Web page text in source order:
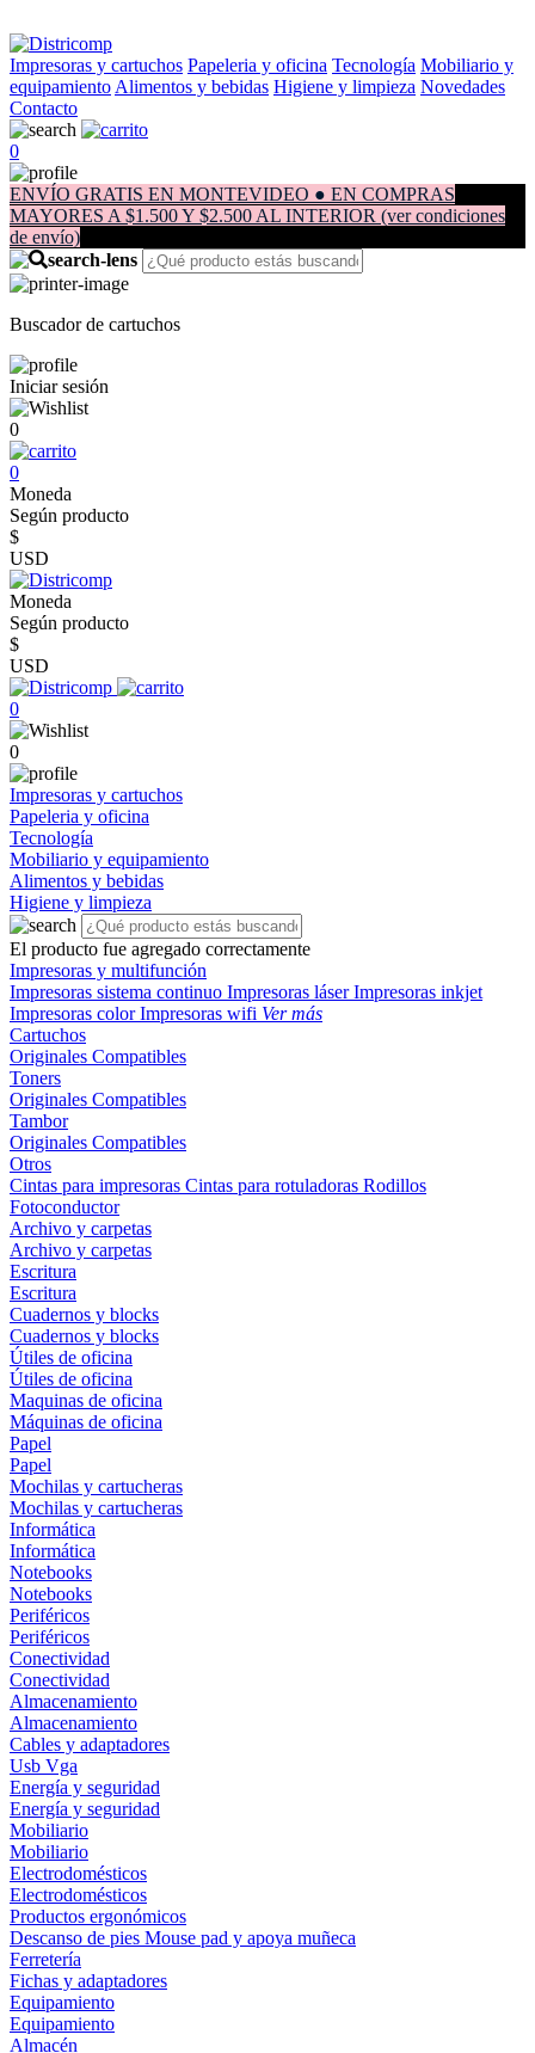
Impresoras y cartuchos Papeleria y oficina Tecnología Mobiliario y
equipamiento Alimentos y bebidas Higiene y limpieza Novedades
Contacto
0
ENVÍO GRATIS EN MONTEVIDEO ● EN COMPRAS
MAYORES A $1.500 Y $2.500 AL INTERIOR (ver condiciones
de envío)
Buscador de cartuchos
Iniciar sesión
0
0
Moneda
Según producto
$
USD
Moneda
Según producto
$
USD
0
0
Impresoras y cartuchos
Papeleria y oficina
Tecnología
Mobiliario y equipamiento
Alimentos y bebidas
Higiene y limpieza
El producto fue agregado correctamente
Impresoras y multifunción
Impresoras sistema continuo Impresoras láserImpresoras inkjet
Impresoras colorImpresoras wifi Ver más
Cartuchos
Originales Compatibles
Toners
Originales Compatibles
Tambor
Originales Compatibles
Otros
Cintas para impresoras Cintas para rotuladoras Rodillos
Fotoconductor
Archivo y carpetas
Archivo y carpetas
Escritura
Escritura
Cuadernos y blocks
Cuadernos y blocks
Útiles de oficina
Útiles de oficina
Maquinas de oficina
Máquinas de oficina
Papel
Papel
Mochilas y cartucheras
Mochilas y cartucheras
Informática
Informática
Notebooks
Notebooks
Periféricos
Periféricos
Conectividad
Conectividad
Almacenamiento
Almacenamiento
Cables y adaptadores
Usb Vga
Energía y seguridad
Energía y seguridad
Mobiliario
Mobiliario
Electrodomésticos
Electrodomésticos
Productos ergonómicos
Descanso de pies Mouse pad y apoya muñeca
Ferretería
Fichas y adaptadores
Equipamiento
Equipamiento
Almacén